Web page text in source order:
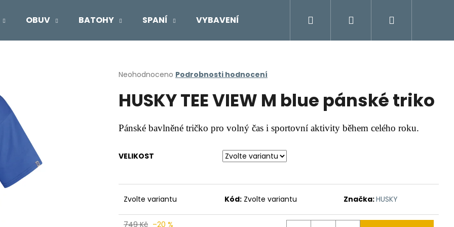
OBUV BATOHY SPANÍ VYBAVENÍ Moje objednávka
Přihlášení
Průměrné
produktu
je
z
5
Neohodnoceno Podrobnosti hodnocení
HUSKY TEE VIEW M blue pánské triko
Pánské bavlněné tričko pro volný čas i sportovní aktivity během celého roku.
VELIKOST
Zvolte variantu Kód: Zvolte variantu Značka:HUSKY
749 Kč –20 %
HLEDAT